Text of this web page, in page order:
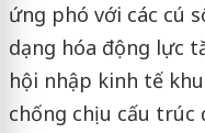
ứng phó với các cú
dạng hóa động lực
hội nhập kinh tế
chống chịu cấu trúc